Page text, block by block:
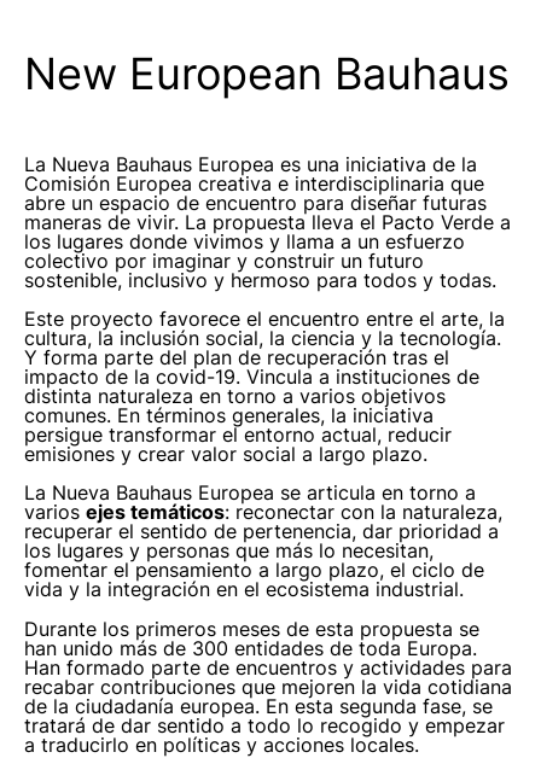
New European Bauhaus
La Nueva Bauhaus Europea es una iniciativa de la
Comisión Europea creativa e interdisciplinaria que
abre un espacio de encuentro para diseñar futuras
maneras de vivir. La propuesta lleva el Pacto Verde a
los lugares donde vivimos y llama a un esfuerzo
colectivo por imaginar y construir un futuro
sostenible, inclusivo y hermoso para todos y todas.
Este proyecto favorece el encuentro entre el arte, la
cultura, la inclusión social, la ciencia y la tecnología.
Y forma parte del plan de recuperación tras el
impacto de la covid-19. Vincula a instituciones de
distinta naturaleza en torno a varios objetivos
comunes. En términos generales, la iniciativa
persigue transformar el entorno actual, reducir
emisiones y crear valor social a largo plazo.
La Nueva Bauhaus Europea se articula en torno a
varios ejes temáticos: reconectar con la naturaleza,
recuperar el sentido de pertenencia, dar prioridad a
los lugares y personas que más lo necesitan,
fomentar el pensamiento a largo plazo, el ciclo de
vida y la integración en el ecosistema industrial.
Durante los primeros meses de esta propuesta se
han unido más de 300 entidades de toda Europa.
Han formado parte de encuentros y actividades para
recabar contribuciones que mejoren la vida cotidiana
de la ciudadanía europea. En esta segunda fase, se
tratará de dar sentido a todo lo recogido y empezar
a traducirlo en políticas y acciones locales.